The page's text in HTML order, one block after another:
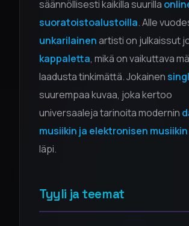
säännöllisesti kaikilla suurilla
suoratoistoalustoilla. Alle
unkarilainenartisti on julkaissut
kappaletta, mikä on vaikuttava
laadusta tinkimättä. Jokainen
suurempaa kuvaa, joka kertoo
universaaleja tarinoita modernin
musiikin ja elektronisen musiikin
läpi.
Tyyli ja teemat